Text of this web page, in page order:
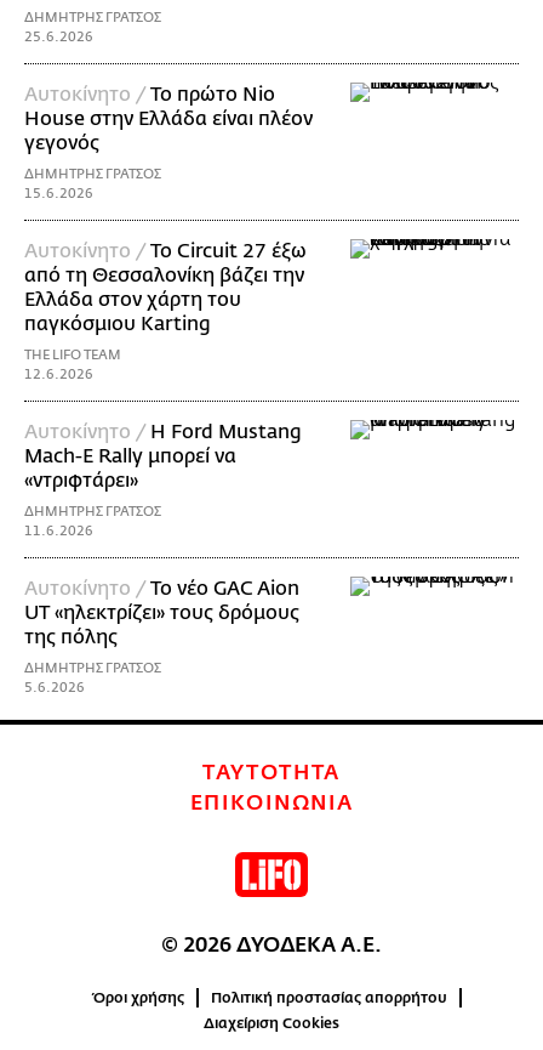
ΔΗΜΗΤΡΗΣ ΓΡΑΤΣΟΣ
25.6.2026
Αυτοκίνητο / Το πρώτο Nio
House στην Ελλάδα είναι πλέον
γεγονός
ΔΗΜΗΤΡΗΣ ΓΡΑΤΣΟΣ
15.6.2026
Αυτοκίνητο / Το Circuit 27 έξω
από τη Θεσσαλονίκη βάζει την
Ελλάδα στον χάρτη του
παγκόσμιου Karting
THE LIFO TEAM
12.6.2026
Αυτοκίνητο / Η Ford Mustang
Mach-E Rally μπορεί να
«ντριφτάρει»
ΔΗΜΗΤΡΗΣ ΓΡΑΤΣΟΣ
11.6.2026
Αυτοκίνητο / Το νέο GAC Aion
UT «ηλεκτρίζει» τους δρόμους
της πόλης
ΔΗΜΗΤΡΗΣ ΓΡΑΤΣΟΣ
5.6.2026
ΤΑΥΤΟΤΗΤΑ
ΕΠΙΚΟΙΝΩΝΙΑ
© 2026 ΔΥΟΔΕΚΑ Α.Ε.
Όροι χρήσης
Πολιτική προστασίας απορρήτου
Διαχείριση Cookies